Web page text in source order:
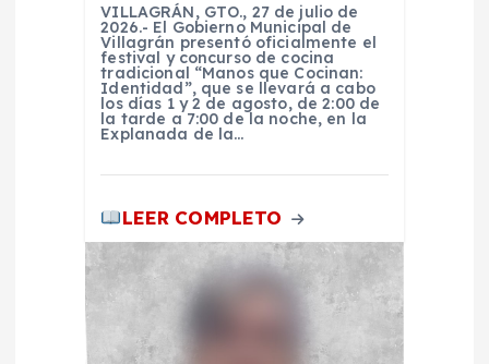
VILLAGRÁN, GTO., 27 de julio de
2026.- El Gobierno Municipal de
Villagrán presentó oficialmente el
festival y concurso de cocina
tradicional “Manos que Cocinan:
Identidad”, que se llevará a cabo
los días 1 y 2 de agosto, de 2:00 de
la tarde a 7:00 de la noche, en la
Explanada de la…
LEER COMPLETO